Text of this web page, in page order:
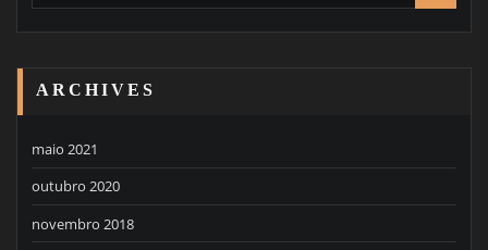
ARCHIVES
maio 2021
outubro 2020
novembro 2018